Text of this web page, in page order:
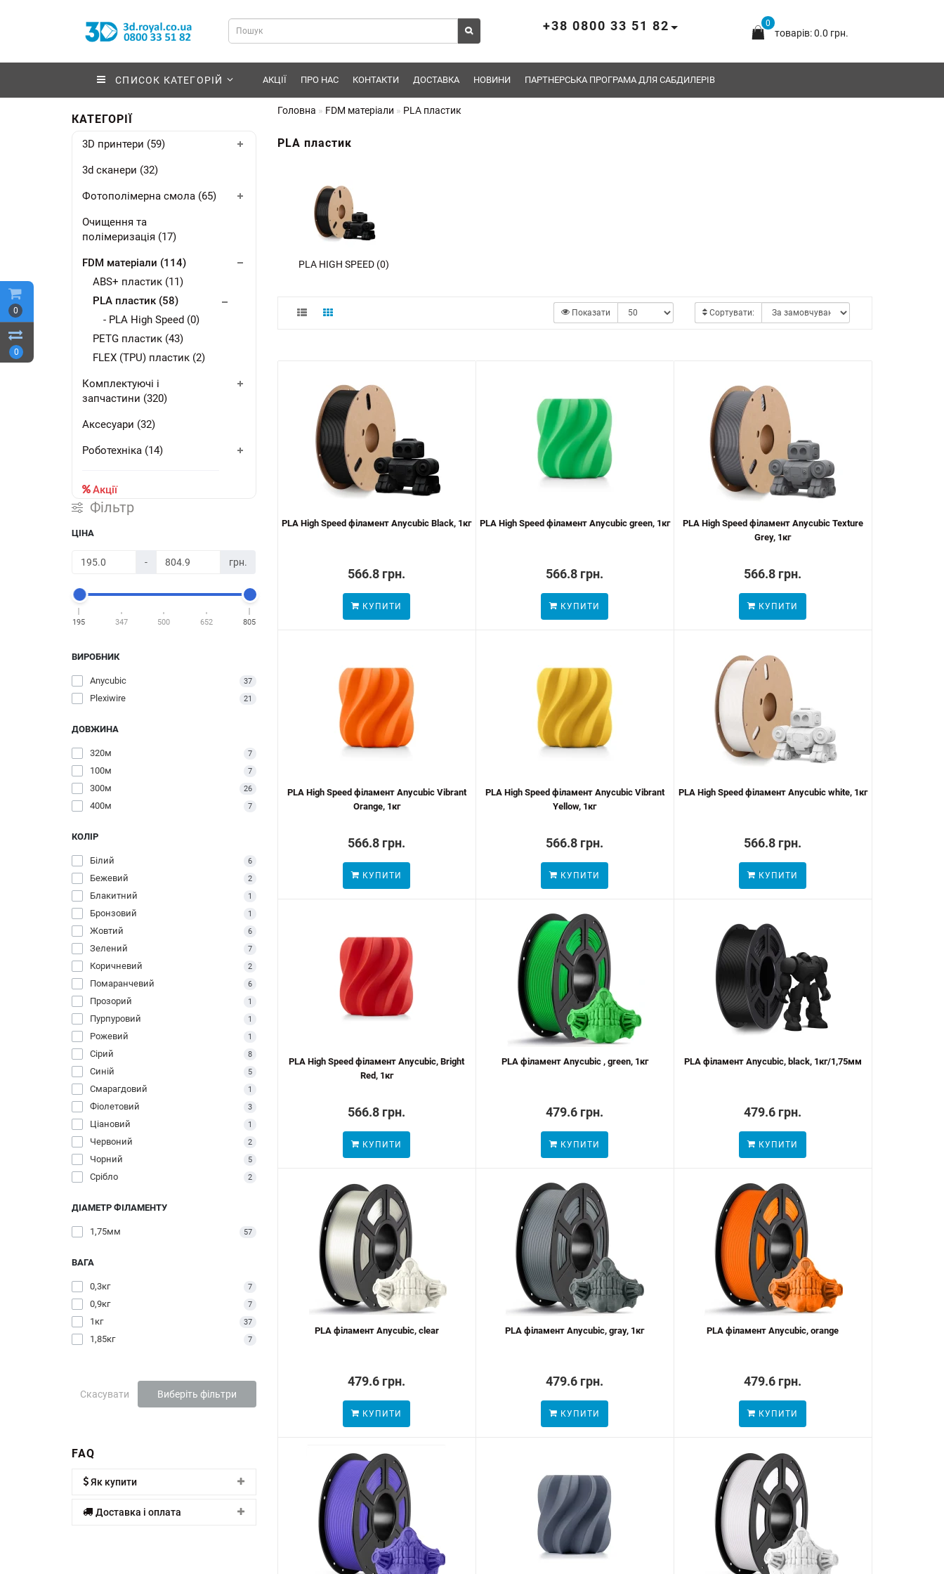
0
0
0
товарів: 0.0 грн.
+38 0800 33 51 82
СПИСОК КАТЕГОРІЙ АКЦІЇ ПРО НАС КОНТАКТИ ДОСТАВКА НОВИНИ ПАРТНЕРСЬКА ПРОГРАМА ДЛЯ САБДИЛЕРІВ
КАТЕГОРІЇ
3D принтери (59)
3d сканери (32)
Фотополімерна смола (65)
Очищення та
полімеризація (17)
FDM матеріали (114)
ABS+ пластик (11)
PLA пластик (58)
- PLA High Speed (0)
PETG пластик (43)
FLEX (TPU) пластик (2)
Комплектуючі і
запчастини (320)
Аксесуари (32)
Роботехніка (14)
Акції
Фільтр
ЦІНА
- грн.
195 347 500 652 805
ВИРОБНИК
Anycubic 37
Plexiwire 21
ДОВЖИНА
320м 7
100м 7
300м 26
400м 7
КОЛІР
Білий 6
Бежевий 2
Блакитний 1
Бронзовий 1
Жовтий 6
Зелений 7
Коричневий 2
Помаранчевий 6
Прозорий 1
Пурпуровий 1
Рожевий 1
Сірий 8
Синій 5
Смарагдовий 1
Фіолетовий 3
Ціановий 1
Червоний 2
Чорний 5
Срібло 2
ДІАМЕТР ФІЛАМЕНТУ
1,75мм 57
ВАГА
0,3кг 7
0,9кг 7
1кг 37
1,85кг 7
Скасувати Виберіть фільтри
FAQ
Як купити
Доставка і оплата
Головна FDM матеріали PLA пластик
PLA пластик
PLA HIGH SPEED (0)
Сортувати:
Показати
PLA High Speed філамент Anycubic Black, 1кг
566.8 грн.
КУПИТИ
PLA High Speed філамент Anycubic green, 1кг
566.8 грн.
КУПИТИ
PLA High Speed філамент Anycubic Texture
Grey, 1кг
566.8 грн.
КУПИТИ
PLA High Speed філамент Anycubic Vibrant
Orange, 1кг
566.8 грн.
КУПИТИ
PLA High Speed філамент Anycubic Vibrant
Yellow, 1кг
566.8 грн.
КУПИТИ
PLA High Speed філамент Anycubic white, 1кг
566.8 грн.
КУПИТИ
PLA High Speed філамент Anycubic, Bright
Red, 1кг
566.8 грн.
КУПИТИ
PLA філамент Anycubic , green, 1кг
479.6 грн.
КУПИТИ
PLA філамент Anycubic, black, 1кг/1,75мм
479.6 грн.
КУПИТИ
PLA філамент Anycubic, clear
479.6 грн.
КУПИТИ
PLA філамент Anycubic, gray, 1кг
479.6 грн.
КУПИТИ
PLA філамент Anycubic, orange
479.6 грн.
КУПИТИ